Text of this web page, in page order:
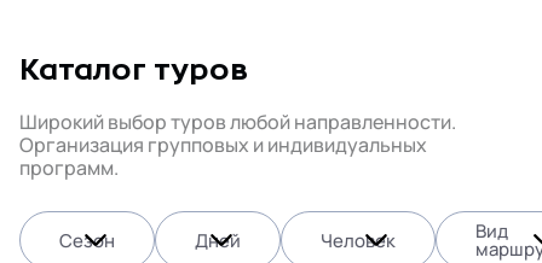
Каталог туров
Широкий выбор туров любой направленности.
Организация групповых и индивидуальных
программ.
Сезон Дней Человек Вид